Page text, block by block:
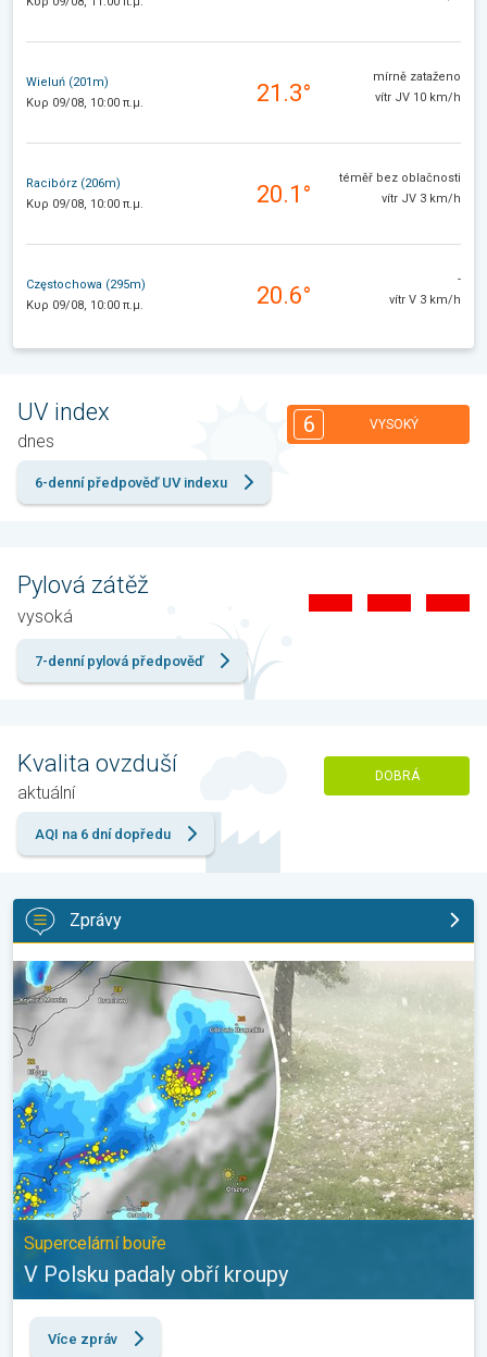
Wieluń (201m)
Κυρ 09/08, 10:00 π.μ.
21.3°
mírně zataženo
vítr JV 10 km/h
Racibórz (206m)
Κυρ 09/08, 10:00 π.μ.
20.1°
téměř bez oblačnosti
vítr JV 3 km/h
Częstochowa (295m)
Κυρ 09/08, 10:00 π.μ.
20.6°
-
vítr V 3 km/h
UV index
dnes
6 VYSOKÝ
6-denní předpověď UV indexu
Pylová zátěž
vysoká
7-denní pylová předpověď
Kvalita ovzduší
aktuální
DOBRÁ
AQI na 6 dní dopředu
Zprávy
V Polsku padaly obří kroupy. Supercelární bouře. . .
Supercelární bouře
V Polsku padaly obří kroupy
Více zpráv